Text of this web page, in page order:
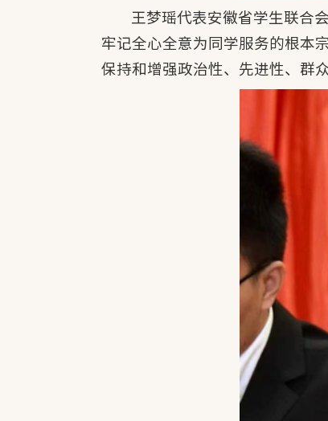
王梦瑶代表安徽省学生联合
牢记全心全意为同学服务的根本
保持和增强政治性、先进性、群